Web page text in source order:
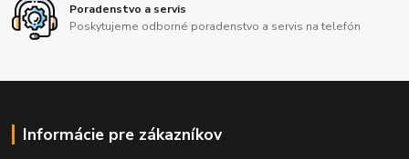
Poradenstvo a servis
Poskytujeme odborné poradenstvo a servis na telefón
Informácie pre zákazníkov